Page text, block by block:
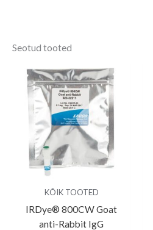
Seotud tooted
KÕIK TOOTED
IRDye® 800CW Goat
anti-Rabbit IgG